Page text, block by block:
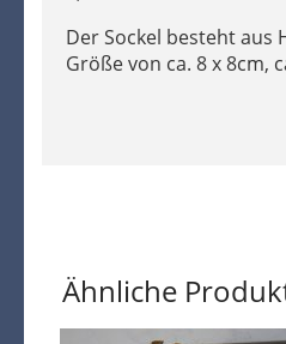
Der Sockel besteht aus
Größe von ca. 8 x 8cm,
Ähnliche